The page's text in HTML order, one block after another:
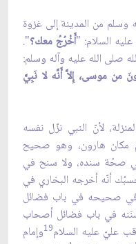
وسلم من المدينة إلى غزوة
السلام: "أَخْرُجُ معك؟".
صلى الله عليه وآله وسلم:
من موسى، إِلاَّ أَنَّه لا نَبِيَّ
لأنّ النبي نزّل نفسه
مكان هارون، وهو صحيح
صحّة سنده، ولا سنح في
أنّه أخرجه البخاري في
صحيحه في باب فضائل
في باب فضائل أصحاب
عليّ عليه السلام19وإمام